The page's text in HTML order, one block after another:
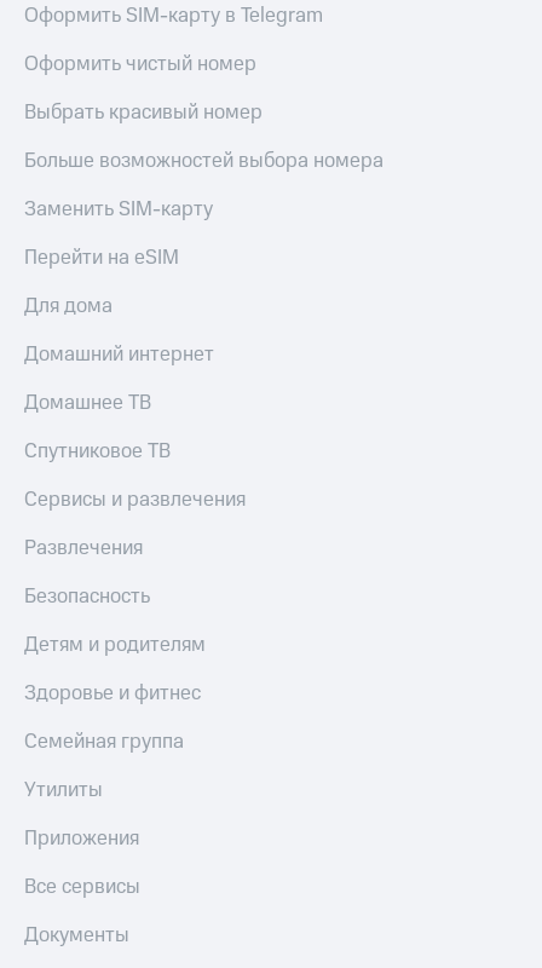
Оформить SIM-карту в Telegram
Оформить чистый номер
Выбрать красивый номер
Больше возможностей выбора номера
Заменить SIM-карту
Перейти на eSIM
Для дома
Домашний интернет
Домашнее ТВ
Спутниковое ТВ
Сервисы и развлечения
Развлечения
Безопасность
Детям и родителям
Здоровье и фитнес
Семейная группа
Утилиты
Приложения
Все сервисы
Документы